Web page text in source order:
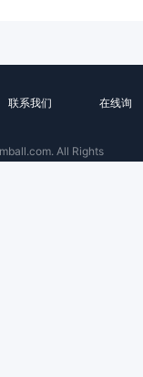
联系我们
在线询
All Rights